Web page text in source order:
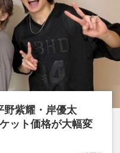
野紫耀・岸優太
ット価格が大幅変